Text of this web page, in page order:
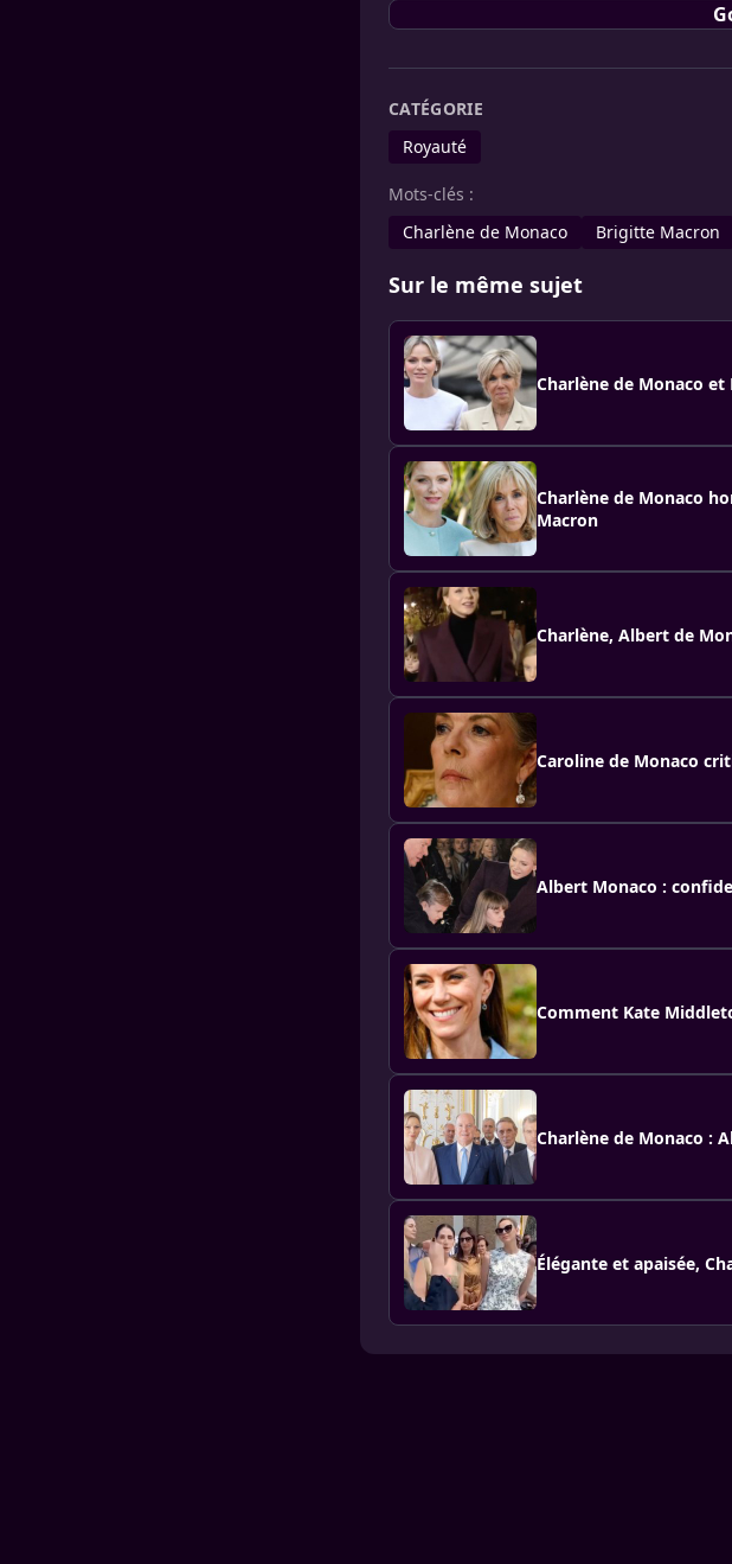
CATÉGORIE
Royauté
Mots-clés :
Charlène de Monaco
Brigitte Macron
Sur le même sujet
Charlène de Monaco
Charlène de Monaco
Macron
Charlène, Albert de
Caroline de Monaco
Albert Monaco :
Comment Kate
Charlène de Monaco :
Élégante et apaisée,